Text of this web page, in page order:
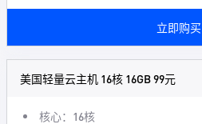
立即购买
美国轻量云主机 16核 16GB 99元
核心：16核